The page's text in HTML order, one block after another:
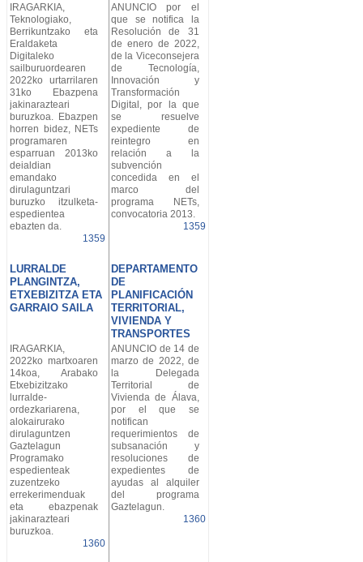
IRAGARKIA,
Teknologiako,
Berrikuntzako eta
Eraldaketa
Digitaleko
sailburuordearen
2022ko urtarrilaren
31ko Ebazpena
jakinarazteari
buruzkoa. Ebazpen
horren bidez, NETs
programaren
esparruan 2013ko
deialdian
emandako
dirulaguntzari
buruzko itzulketa-
espedientea
ebazten da.
1359
ANUNCIO por el
que se notifica la
Resolución de 31
de enero de 2022,
de la Viceconsejera
de Tecnología,
Innovación y
Transformación
Digital, por la que
se resuelve
expediente de
reintegro en
relación a la
subvención
concedida en el
marco del
programa NETs,
convocatoria 2013.
1359
LURRALDE
PLANGINTZA,
ETXEBIZITZA ETA
GARRAIO SAILA
DEPARTAMENTO
DE
PLANIFICACIÓN
TERRITORIAL,
VIVIENDA Y
TRANSPORTES
IRAGARKIA,
2022ko martxoaren
14koa, Arabako
Etxebizitzako
lurralde-
ordezkariarena,
alokairurako
dirulaguntzen
Gaztelagun
Programako
espedienteak
zuzentzeko
errekerimenduak
eta ebazpenak
jakinarazteari
buruzkoa.
1360
ANUNCIO de 14 de
marzo de 2022, de
la Delegada
Territorial de
Vivienda de Álava,
por el que se
notifican
requerimientos de
subsanación y
resoluciones de
expedientes de
ayudas al alquiler
del programa
Gaztelagun.
1360